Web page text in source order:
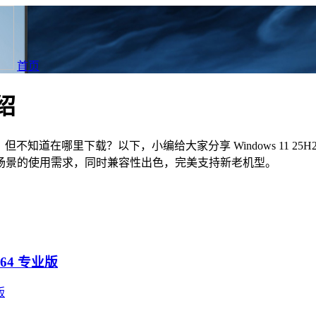
首页
知道在哪里下载？以下，小编给大家分享 Windows 11
的使用需求，同时兼容性出色，完美支持新老机型。
专业版